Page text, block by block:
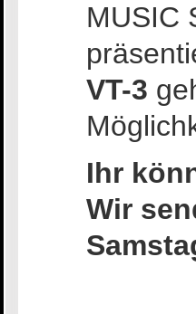
MUSIC
VT-3
Ihr
Wir